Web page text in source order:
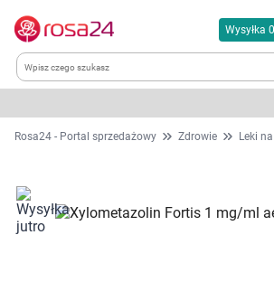
Wysyłka
Kategorie
Dla zwierząt
Rosa24 - Portal sprzedażowy Zdrowie Leki